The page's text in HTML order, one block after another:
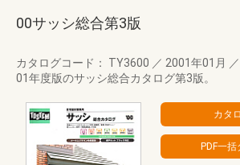
00サッシ総合第3版
カタログコード： TY3600 ／ 2001年01月 ／
01年度版のサッシ総合カタログ第3版。